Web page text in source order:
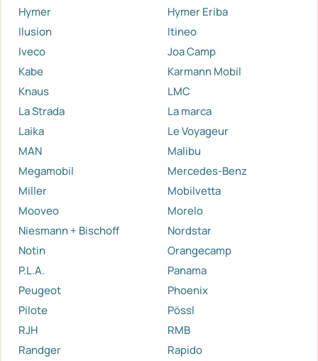
Hymer
Hymer Eriba
Ilusion
Itineo
Iveco
Joa Camp
Kabe
Karmann Mobil
Knaus
LMC
La Strada
La marca
Laika
Le Voyageur
MAN
Malibu
Megamobil
Mercedes-Benz
Miller
Mobilvetta
Mooveo
Morelo
Niesmann + Bischoff
Nordstar
Notin
Orangecamp
P.L.A.
Panama
Peugeot
Phoenix
Pilote
Pössl
RJH
RMB
Randger
Rapido